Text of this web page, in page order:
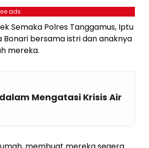
ads
Semaka Polres Tanggamus, Iptu
bersama istri dan anaknya
mereka.
Mengatasi Krisis Air